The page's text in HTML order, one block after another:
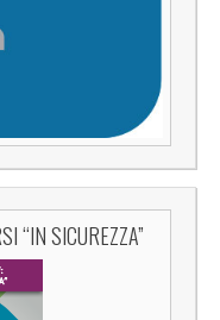
“IN SICUREZZA”